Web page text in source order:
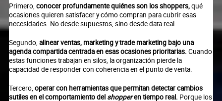
Primero, conocer profundamente quiénes son los shoppers,qué
ocasiones quieren satisfacer y cómo compran para cubrir esas
necesidades. No desde supuestos, sino desde data real.
Segundo, alinear ventas, marketing y trade marketing bajo una
agenda compartida centrada en esas ocasiones prioritarias. Cuando
estas funciones trabajan en silos, la organización pierde la
capacidad de responder con coherencia en el punto de venta.
Tercero, operar con herramientas que permitan detectar cambios
sutiles en el comportamiento del shopperen tiempo real. Porque los